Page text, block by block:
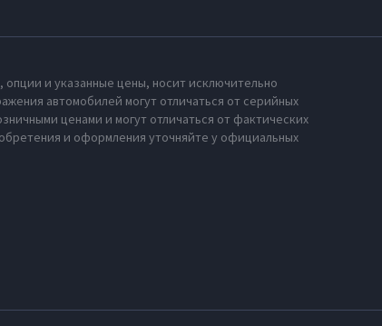
и указанные цены, носит исключительно
автомобилей могут отличаться от серийных
ценами и могут отличаться от фактических
и оформления уточняйте у официальных